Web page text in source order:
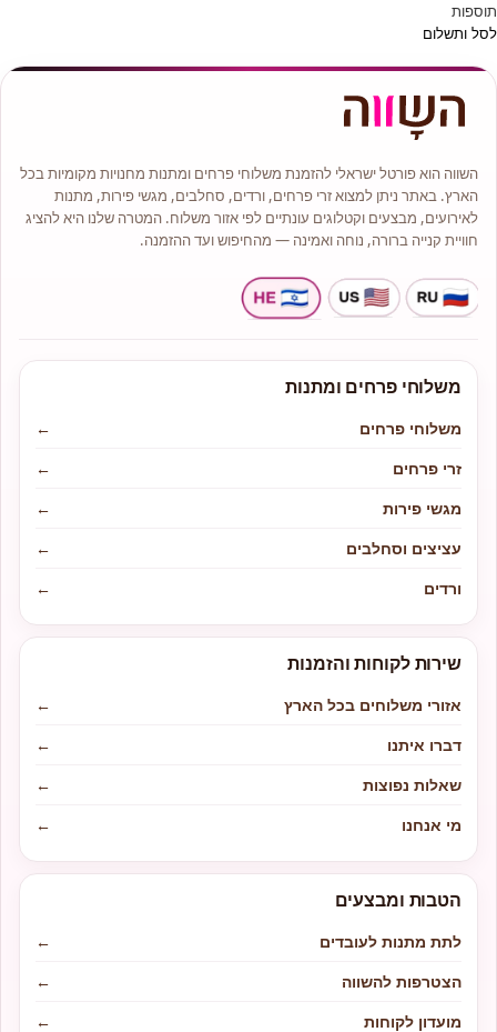
תוספות
לסל ותשלום
השווה הוא פורטל ישראלי להזמנת משלוחי פרחים ומתנות מחנויות מקומיות בכל
הארץ. באתר ניתן למצוא זרי פרחים, ורדים, סחלבים, מגשי פירות, מתנות
לאירועים, מבצעים וקטלוגים עונתיים לפי אזור משלוח. המטרה שלנו היא להציג
חוויית קנייה ברורה, נוחה ואמינה — מהחיפוש ועד ההזמנה.
משלוחי פרחים ומתנות
משלוחי פרחים
←
זרי פרחים
←
מגשי פירות
←
עציצים וסחלבים
←
ורדים
←
שירות לקוחות והזמנות
אזורי משלוחים בכל הארץ
←
דברו איתנו
←
שאלות נפוצות
←
מי אנחנו
←
הטבות ומבצעים
לתת מתנות לעובדים
←
הצטרפות להשווה
←
מועדון לקוחות
←